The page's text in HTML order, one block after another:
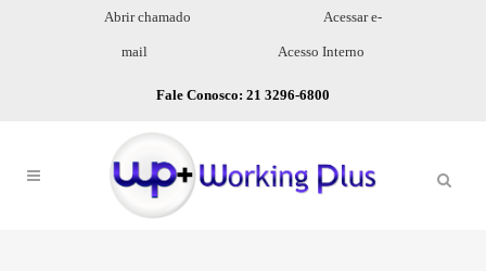
Abrir chamado Acessar e-
mail Acesso Interno
Fale Conosco: 21 3296-6800